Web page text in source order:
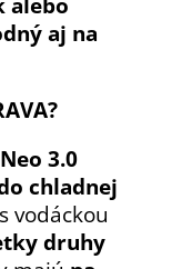
aj na
3.0
chladnej
vodáckou
druhy